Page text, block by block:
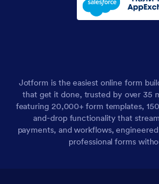
Jotform is the easiest online form
that get it done, trusted by over 35
featuring 20,000+ form templates,
and-drop functionality that
payments, and workflows,
professional forms